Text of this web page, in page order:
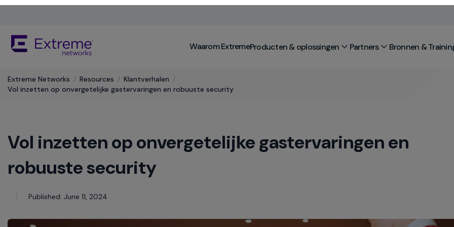
Skip
Content
keyboard
functionality
enter,
and
Arrow
Waarom Extreme Producten & oplossingen Partners Bronnen & Training
Extreme Networks / Resources / Klantverhalen
/
Vol inzetten op onvergetelijke gastervaringen en robuuste security
Vol inzetten op onvergetelijke gastervaringen en
robuuste security
Published: June 11, 2024